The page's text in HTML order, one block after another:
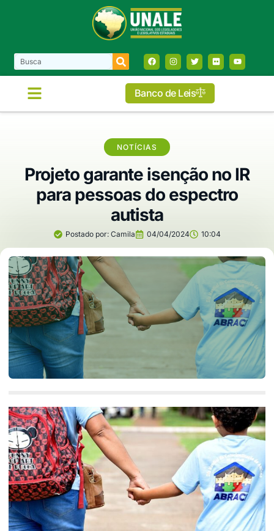
Banco de Leis
NOTÍCIAS
Projeto garante isenção no IR
para pessoas do espectro
autista
Postado por:Camila 04/04/2024 10:04